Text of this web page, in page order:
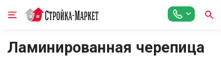
Ламинированная черепица